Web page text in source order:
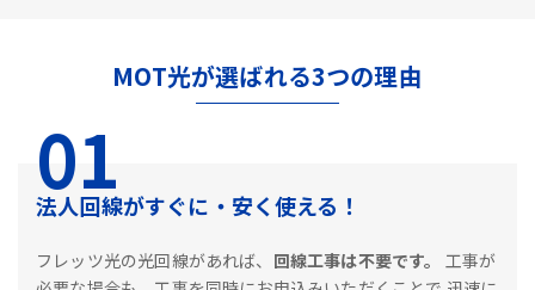
MOT光が選ばれる3つの理由
01
法人回線がすぐに・安く使える！
フレッツ光の光回線があれば、 回線工事は不要です。
工事が